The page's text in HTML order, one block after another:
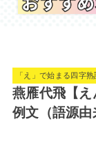
「え」で始まる四字熟
燕雁代飛【
例文（語源由